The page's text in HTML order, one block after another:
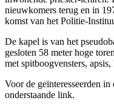
nieuwkomers terug en in
komst van het Politie-
De kapel is van het
gesloten 58 meter hoge
met spitboogvensters,
Voor de geïnteresseerden
onderstaande link.